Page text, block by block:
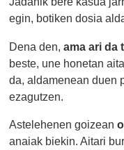
egin, botiken dosia
Dena den,ama ari da
beste, une honetan
da, aldamenean duen
ezagutzen.
Astelehenen goizean
anaiak biekin. Aitari